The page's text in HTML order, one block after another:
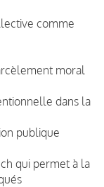
comme
moral
dans la
publique
qui permet à la